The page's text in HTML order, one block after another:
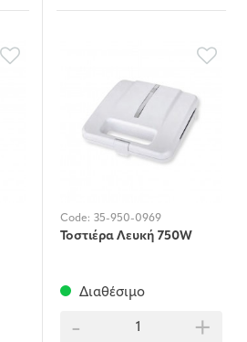
Code: 35-950-0969
Τοστιέρα Λευκή 750W
Διαθέσιμο
- +